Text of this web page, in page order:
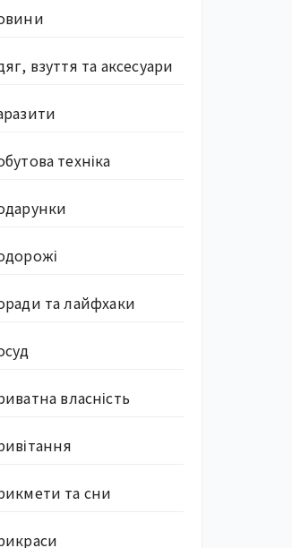
взуття та аксесуари
техніка
та лайфхаки
власність
та сни